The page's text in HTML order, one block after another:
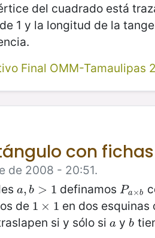
del cuadrado está
1 y la longitud de la
Final OMM-Tamaulipas
con fichas
de 2008 - 20:51.
a, b > 1
a,b>1 definamos Pa×b
Pa×b
de 1 × 1
1×1 en dos esquinas
si y sólo si a
a yb
b